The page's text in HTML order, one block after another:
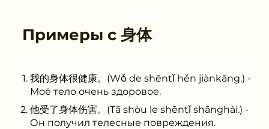
Примеры с 身体
我的身体很健康。(Wǒ de shēntǐ hěn jiànkāng.) -
Моё тело очень здоровое.
他受了身体伤害。(Tā shòu le shēntǐ shānghài.) -
Он получил телесные повреждения.